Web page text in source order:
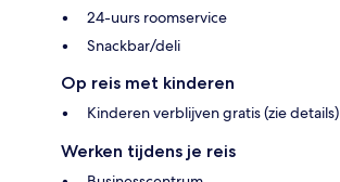
24-uurs roomservice
Snackbar/deli
Op reis met kinderen
Kinderen verblijven gratis (zie details)
Werken tijdens je reis